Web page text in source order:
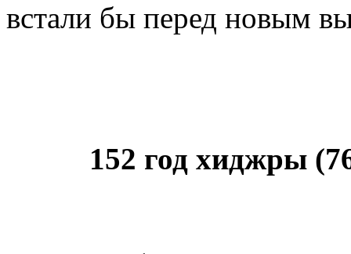
встали бы перед новым
152 год хиджры